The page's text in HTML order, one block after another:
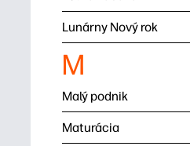
Lunárny Nový rok
M
Malý podnik
Maturácia